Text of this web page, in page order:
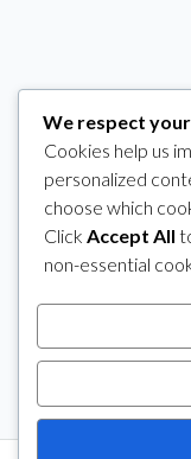
We respect
Cookies help us
personalized
choose which
Click Accept All
non-essential